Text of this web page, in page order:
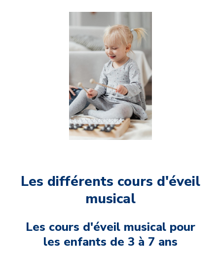
Les différents cours d'éveil
musical
Les cours d'éveil musical pour
les enfants de 3 à 7 ans